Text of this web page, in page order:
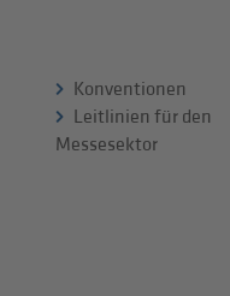
Konventionen
Leitlinien für den
Messesektor